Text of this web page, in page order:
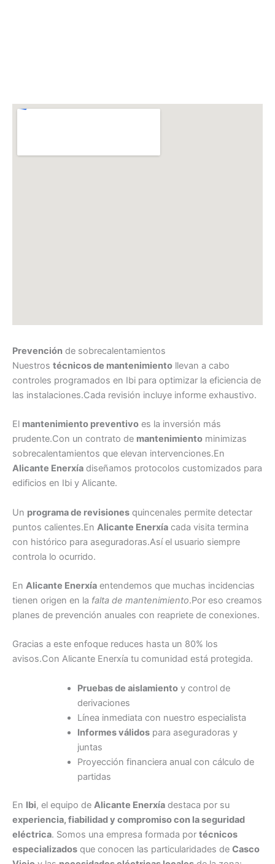
Prevención de sobrecalentamientos
Nuestros técnicos de mantenimiento llevan a cabo
controles programados en Ibi para optimizar la eficiencia de
las instalaciones.Cada revisión incluye informe exhaustivo.
El mantenimiento preventivo es la inversión más
prudente.Con un contrato de mantenimiento minimizas
sobrecalentamientos que elevan intervenciones.En
Alicante Enerxía diseñamos protocolos customizados para
edificios en Ibi y Alicante.
Un programa de revisiones quincenales permite detectar
puntos calientes.En Alicante Enerxía cada visita termina
con histórico para aseguradoras.Así el usuario siempre
controla lo ocurrido.
En Alicante Enerxía entendemos que muchas incidencias
tienen origen en la falta de mantenimiento.Por eso creamos
planes de prevención anuales con reapriete de conexiones.
Gracias a este enfoque reduces hasta un 80% los
avisos.Con Alicante Enerxía tu comunidad está protegida.
Pruebas de aislamientoy control de
derivaciones
Línea inmediata con nuestro especialista
Informes válidospara aseguradoras y
juntas
Proyección financiera anual con cálculo de
partidas
En Ibi, el equipo de Alicante Enerxía destaca por su
experiencia, fiabilidad y compromiso con la seguridad
eléctrica. Somos una empresa formada por técnicos
especializados que conocen las particularidades de Casco